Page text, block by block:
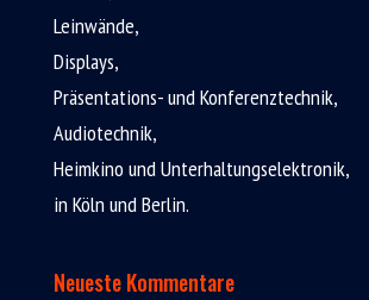
Leinwände,
Displays,
Präsentations- und Konferenztechnik,
Audiotechnik,
Heimkino und Unterhaltungselektronik,
in Köln und Berlin.
Neueste Kommentare